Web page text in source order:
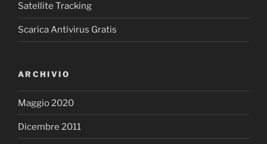
Satellite Tracking
Scarica Antivirus Gratis
ARCHIVIO
Maggio 2020
Dicembre 2011